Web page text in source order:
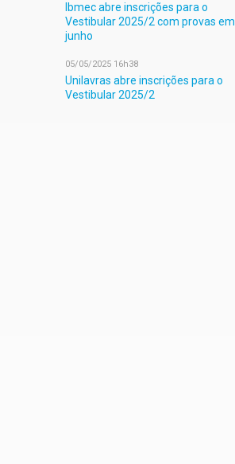
Ibmec abre inscrições para o
Vestibular 2025/2 com provas em
junho
05/05/2025 16h38
Unilavras abre inscrições para o
Vestibular 2025/2